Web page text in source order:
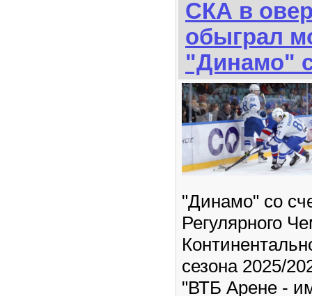
СКА в
обыграл
"Динамо"
"Динамо" со
Регулярного
сезона 2025/
"ВТБ Арене -